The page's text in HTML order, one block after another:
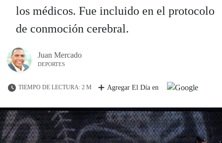
los médicos. Fue incluido en el protocolo
de conmoción cerebral.
Juan Mercado
DEPORTES
TIEMPO DE LECTURA: 2 M Agregar El Día en